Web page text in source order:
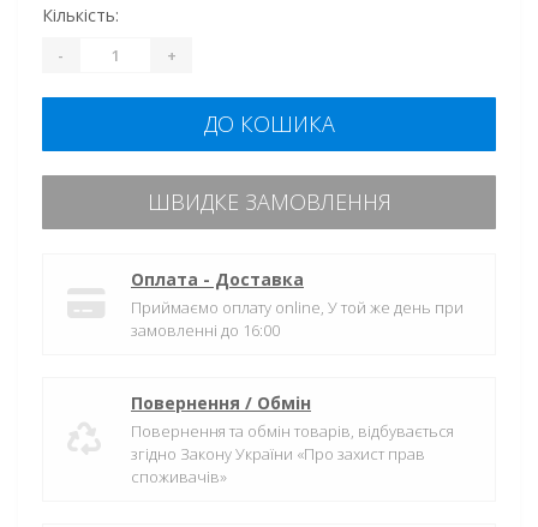
Кількість:
- +
ДО КОШИКА
ШВИДКЕ ЗАМОВЛЕННЯ
Оплата - Доставка
Приймаємо оплату online, У той же день при
замовленні до 16:00
Повернення / Обмін
Повернення та обмін товарів, відбувається
згідно Закону України «Про захист прав
споживачів»